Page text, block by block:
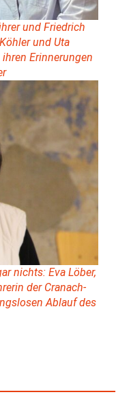
und Friedrich
und Uta
Erinnerungen
nichts: Eva Löber,
der Cranach-
Ablauf des